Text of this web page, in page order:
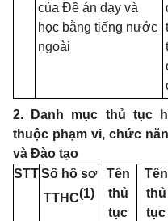
của Đề án dạy và
học bằng tiếng nước
ngoài
2. Danh mục thủ tục
thuộc phạm vi, chức
và Đào tạo
STTSố hồ sơ
TTHC(1)
Tên
thủ
tục
Tên
thủ
tục